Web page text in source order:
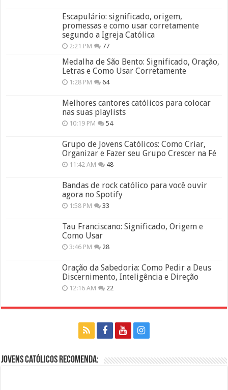
Escapulário: significado, origem,
promessas e como usar corretamente
segundo a Igreja Católica
2:21 PM 77
Medalha de São Bento: Significado, Oração,
Letras e Como Usar Corretamente
1:28 PM 64
Melhores cantores católicos para colocar
nas suas playlists
10:19 PM 54
Grupo de Jovens Católicos: Como Criar,
Organizar e Fazer seu Grupo Crescer na Fé
11:42 AM 48
Bandas de rock católico para você ouvir
agora no Spotify
1:58 PM 33
Tau Franciscano: Significado, Origem e
Como Usar
3:46 PM 28
Oração da Sabedoria: Como Pedir a Deus
Discernimento, Inteligência e Direção
12:16 AM 22
Jovens Católicos Recomenda: